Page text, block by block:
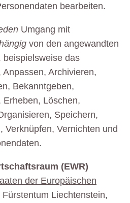
bearbeiten.
Umgang mit
von den angewandten
beispielsweise das
Archivieren,
Bekanntgeben,
Erheben, Löschen,
Speichern,
Verknüpfen, Vernichten und
(EWR)
der Europäischen
Liechtenstein,